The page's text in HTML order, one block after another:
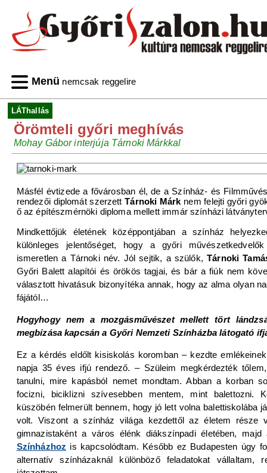
Menü nemcsak reggelire
LÁThallás
Örömteli győri meghívás
Mohay Gábor interjúja Tárnoki Márkkal
Másfél évtizede a fővárosban él, de a Színház- és
rendezői diplomát szerzettTárnoki Márk nem felejti győri
ő az építészmérnöki diploma mellett immár színházi
Mindkettőjük életének középpontjában a színház
különleges jelentőséget, hogy a győri
ismeretlen a Tárnoki név. Jól sejtik, a szülők,Tárnoki
Győri Balett alapítói és örökös tagjai, és bár a fiúk nem
választott hivatásuk bizonyítéka annak, hogy az alma olyan
fájától…
Hogyhogy nem a mozgásművészet mellett tört
megbízása kapcsán a Győri Nemzeti Színházba látogató
Ez a kérdés eldőlt kisiskolás koromban – kezdte
napja 35 éves ifjú rendező. – Szüleim megkérdezték
tanulni, mire kapásból nemet mondtam. Abban a korban
focizni, biciklizni szívesebben mentem, mint balettozni.
küszöbén felmerült bennem, hogy jó lett volna balettiskolába
volt. Viszont a színház világa kezdettől az életem része
gimnazistaként a város élénk diákszínpadi életében,
Színházhoz is kapcsolódtam. Később ez Budapesten úgy
alternatív színházaknál különböző feladatokat vállaltam,